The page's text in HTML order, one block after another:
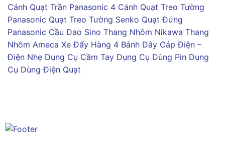
Cánh Quạt Trần Panasonic 4 Cánh Quạt Treo Tường
Panasonic Quạt Treo Tường Senko Quạt Đứng
Panasonic Cầu Dao Sino Thang Nhôm Nikawa Thang
Nhôm Ameca Xe Đẩy Hàng 4 Bánh Dây Cáp Điện –
Điện Nhẹ Dụng Cụ Cầm Tay Dụng Cụ Dùng Pin Dụng
Cụ Dùng Điện Quạt